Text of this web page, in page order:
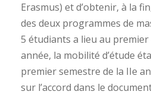
Erasmus) et d’obtenir, à la
des deux programmes de
5 étudiants a lieu au
année, la mobilité d’étude
premier semestre de la IIe
sur l’accord dans le